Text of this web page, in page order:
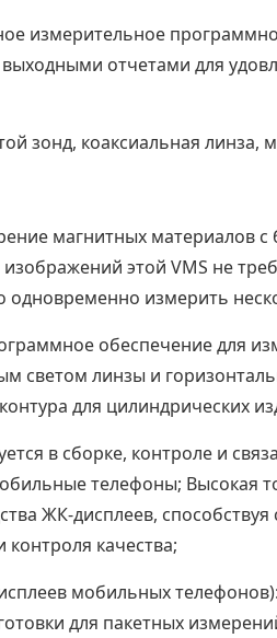
измерительное
отчетами для
зонд, коаксиальная линза,
магнитных
этой VMS не
измерить
обеспечение для
светом линзы и
для цилиндрических
в сборке, контроле и
телефоны; Высокая
ЖК-дисплеев,
качества;
мобильных
для пакетных